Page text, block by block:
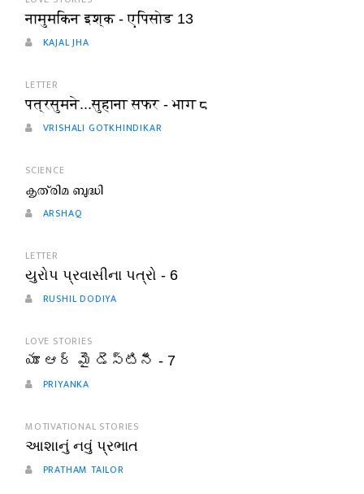
नामुमकिन इश्क - एपिसोड 13
KAJAL JHA
LETTER
पत्रसुमने...सुहाना सफर - भाग ८
VRISHALI GOTKHINDIKAR
SCIENCE
കൃത്രിമ ബുദ്ധി
ARSHAQ
LETTER
યુરોપ પ્રવાસીના પત્રો - 6
RUSHIL DODIYA
LOVE STORIES
యూ ఆర్ మై డెస్టినీ - 7
PRIYANKA
MOTIVATIONAL STORIES
આશાનું નવું પ્રભાત
PRATHAM TAILOR